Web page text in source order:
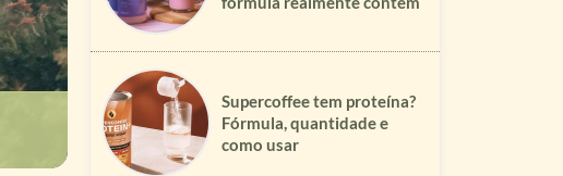
Supercoffee tem proteína?
Fórmula, quantidade e
como usar